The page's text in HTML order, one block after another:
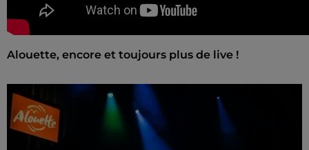
Alouette, encore et toujours plus de live !